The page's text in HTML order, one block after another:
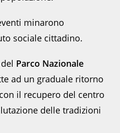
minarono
sociale cittadino.
Parco Nazionale
ad un graduale ritorno
il recupero del centro
delle tradizioni